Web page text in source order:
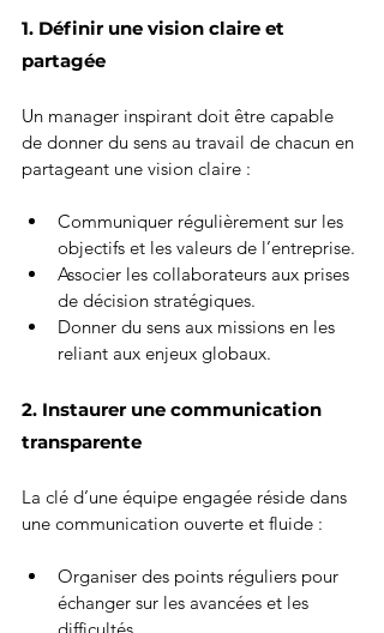
1. Définir une vision claire et
partagée
Un manager inspirant doit être capable
de donner du sens au travail de chacun en
partageant une vision claire :
Communiquer régulièrement sur les
objectifs et les valeurs de l’entreprise.
Associer les collaborateurs aux prises
de décision stratégiques.
Donner du sens aux missions en les
reliant aux enjeux globaux.
2. Instaurer une communication
transparente
La clé d’une équipe engagée réside dans
une communication ouverte et fluide :
Organiser des points réguliers pour
échanger sur les avancées et les